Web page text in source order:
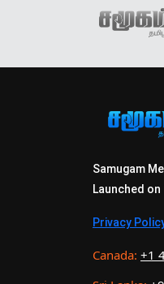
Samugam
Launched on
Privacy
Canada: +1